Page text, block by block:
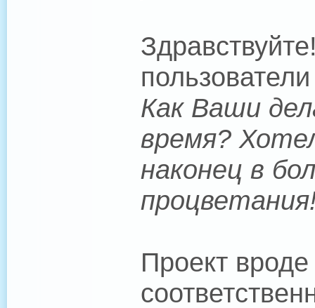
Как Ваши
время?
наконец в
Проект